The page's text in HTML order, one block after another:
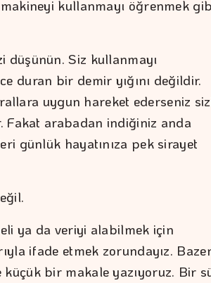
kullanmayı öğrenmek
Siz kullanmayı
duran bir demir yığını değildir.
uygun hareket ederseniz
Fakat arabadan indiğiniz anda
günlük hayatınıza pek sirayet
ya da veriyi alabilmek için
ifade etmek zorundayız.
bir makale yazıyoruz. Bir